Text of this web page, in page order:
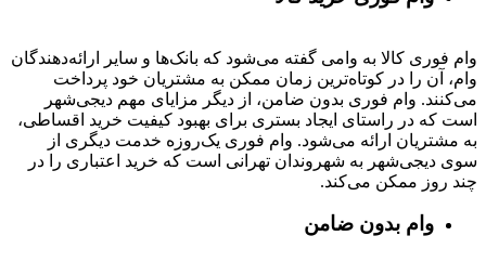
وام فوری کالا به وامی گفته می‌شود که بانک‌ها و سایر ارائه‌دهندگان
وام، آن را در کوتاه‌ترین زمان ممکن به مشتریان خود پرداخت
می‌کنند. وام فوری بدون ضامن، از دیگر مزایای مهم دیجی‌شهر
است که در راستای ایجاد بستری برای بهبود کیفیت خرید اقساطی،
به مشتریان ارائه می‌شود. وام فوری یک‌روزه خدمت دیگری از
سوی دیجی‌شهر به شهروندان تهرانی است که خرید اعتباری را در
چند روز ممکن می‌کند.
وام بدون ضامن